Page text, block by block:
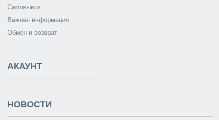
Самовывоз
Важная информация
Обмен и возврат
АКАУНТ
НОВОСТИ